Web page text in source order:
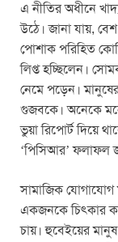
এ নীতির অধীনে
উঠে। জানা যায়,
পোশাক পরিহিত
লিপ্ত হচ্ছিলেন।
নেমে পড়েন।
গুজবকে। অনেকে
ভুয়া রিপোর্ট দিয়ে
‘পিসিআর’ ফলাফল
সামাজিক যোগাযোগ
একজনকে চিৎকার
চায়। হুবেইয়ের